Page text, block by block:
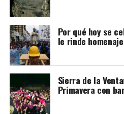
Ver esta publicación en
Por qué hoy se
le rinde homenaje
Sierra de la
Primavera con